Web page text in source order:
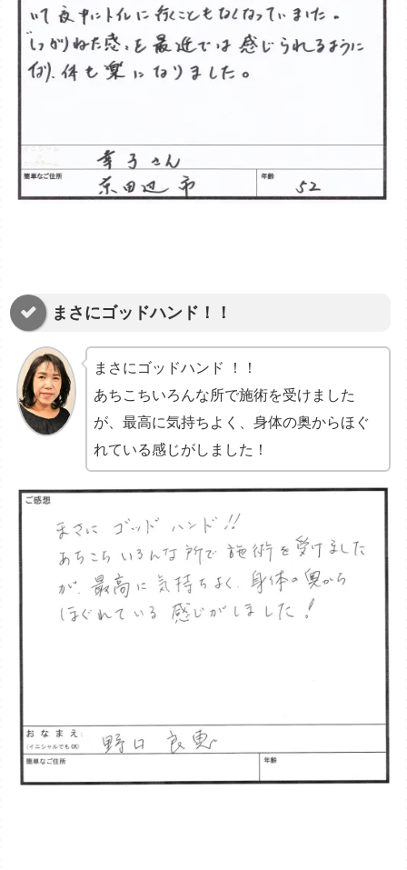
まさにゴッドハンド！！
まさにゴッドハンド ！！
あちこちいろんな所で施術を受けました
が、最高に気持ちよく、身体の奥からほぐ
れている感じがしました！